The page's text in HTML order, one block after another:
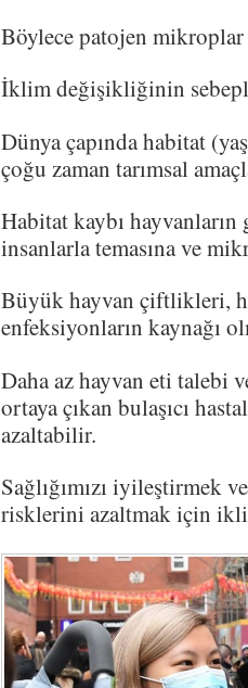
Böylece patojen
İklim değişikliğinin
Dünya çapında habitat
çoğu zaman tarımsal
Habitat kaybı
insanlarla temasına ve
Büyük hayvan çiftlikleri,
enfeksiyonların kaynağı
Daha az hayvan eti talebi
ortaya çıkan bulaşıcı
azaltabilir.
Sağlığımızı iyileştirmek
risklerini azaltmak için